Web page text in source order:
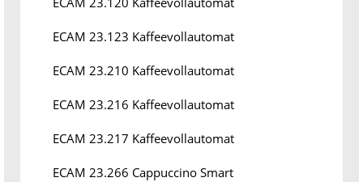
ECAM 23.123 Kaffeevollautomat
ECAM 23.210 Kaffeevollautomat
ECAM 23.216 Kaffeevollautomat
ECAM 23.217 Kaffeevollautomat
ECAM 23.266 Cappuccino Smart